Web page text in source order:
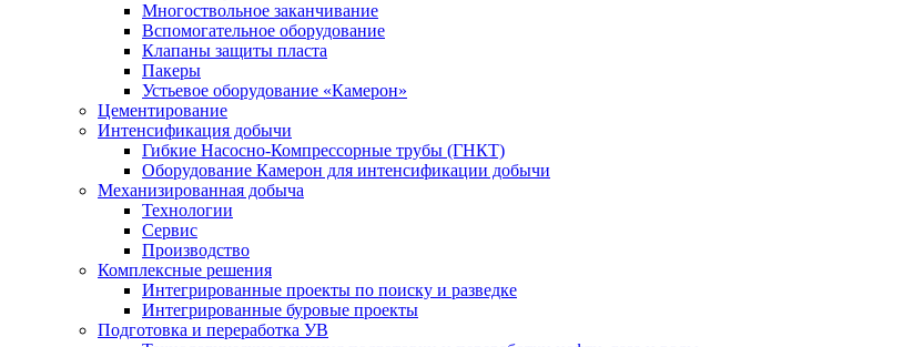
Многоствольное заканчивание
Вспомогательное оборудование
Клапаны защиты пласта
Пакеры
Устьевое оборудование «Камерон»
Цементирование
Интенсификация добычи
Гибкие Насосно-Компрессорные трубы (ГНКТ)
Оборудование Камерон для интенсификации добычи
Механизированная добыча
Технологии
Сервис
Производство
Комплексные решения
Интегрированные проекты по поиску и разведке
Интегрированные буровые проекты
Подготовка и переработка УВ